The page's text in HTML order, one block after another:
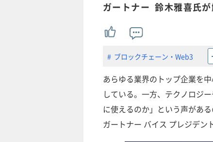
ガートナー 鈴木雅喜氏
ブロックチェーン・Web3
あらゆる業界のトップ企業を
している。一方、テクノロジ
に使えるのか」という声があ
ガートナー バイス プレジデン